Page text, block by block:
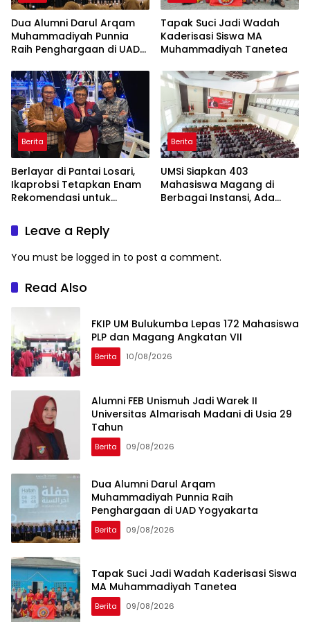
Dua Alumni Darul Arqam
Muhammadiyah Punnia
Raih Penghargaan di UAD
Tapak Suci Jadi Wadah
Kaderisasi Siswa MA
Muhammadiyah Tanetea
Berita
Berlayar di Pantai Losari,
Ikaprobsi Tetapkan Enam
Rekomendasi untuk
Berita
UMSi Siapkan 403
Mahasiswa Magang di
Berbagai Instansi, Ada
Leave a Reply
You must be logged in to post a comment.
Read Also
FKIP UM Bulukumba Lepas 172 Mahasiswa
PLP dan Magang Angkatan VII
Berita 10/08/2026
Alumni FEB Unismuh Jadi Warek II
Universitas Almarisah Madani di Usia 29
Tahun
Berita 09/08/2026
Dua Alumni Darul Arqam
Muhammadiyah Punnia Raih
Penghargaan di UAD Yogyakarta
Berita 09/08/2026
Tapak Suci Jadi Wadah Kaderisasi Siswa
MA Muhammadiyah Tanetea
Berita 09/08/2026